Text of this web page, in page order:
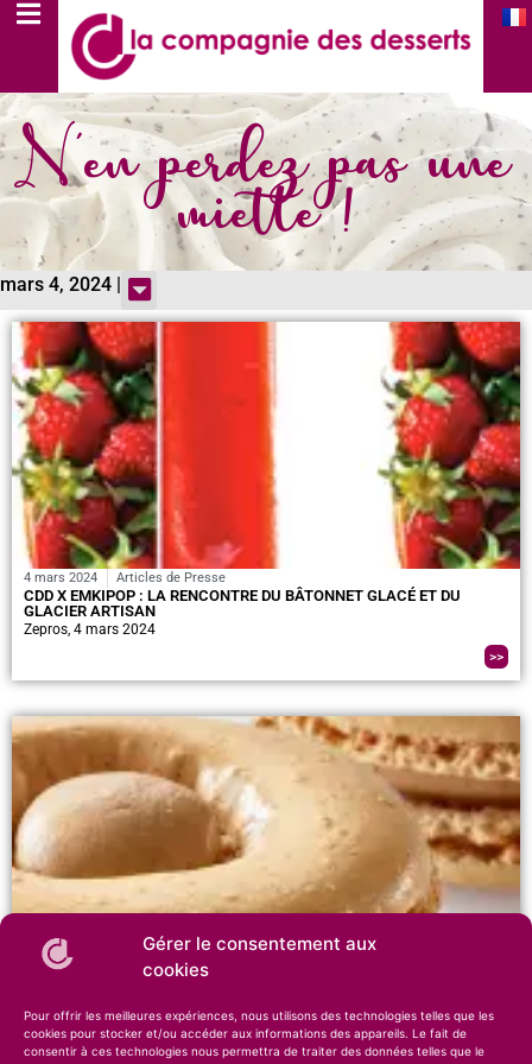
Gérer le consentement aux
cookies
Pour offrir les meilleures expériences, nous utilisons des technologies telles que les
cookies pour stocker et/ou accéder aux informations des appareils. Le fait de
consentir à ces technologies nous permettra de traiter des données telles que le
N'en perdez pas une
miette !
mars 4, 2024 |
4 mars 2024 Articles de Presse
CDD X EMKIPOP : LA RENCONTRE DU BÂTONNET GLACÉ ET DU
GLACIER ARTISAN
Zepros, 4 mars 2024
>>
4 mars 2024 Articles de Presse
Néorestauration n°627, Mars 2024